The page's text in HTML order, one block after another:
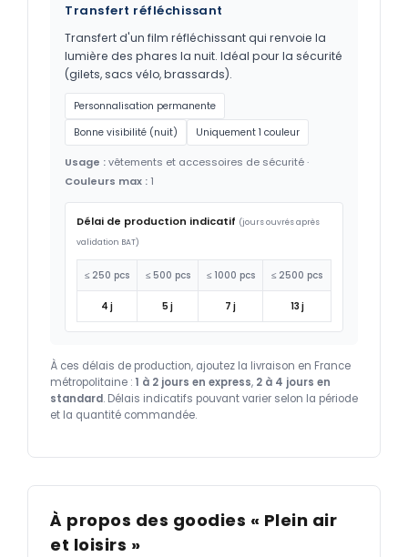
Transfert réfléchissant
Transfert d'un film réfléchissant qui renvoie la
lumière des phares la nuit. Idéal pour la sécurité
(gilets, sacs vélo, brassards).
Personnalisation permanente
Bonne visibilité (nuit)
Uniquement 1 couleur
Usage :vêtements et accessoires de sécurité ·
Couleurs max : 1
Délai de production indicatif (jours ouvrés après
validation BAT)
≤ 250 pcs ≤ 500 pcs ≤ 1000 pcs ≤ 2500 pcs
4 j 5 j 7 j 13 j
À ces délais de production, ajoutez la livraison en France
métropolitaine : 1 à 2 jours en express, 2 à 4 jours en
standard. Délais indicatifs pouvant varier selon la période
et la quantité commandée.
À propos des goodies « Plein air
et loisirs »